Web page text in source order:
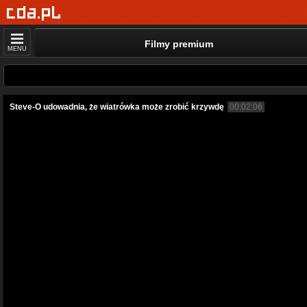
MENU Filmy premium
Steve-O udowadnia, że wiatrówka może zrobić krzywdę 00:02:06